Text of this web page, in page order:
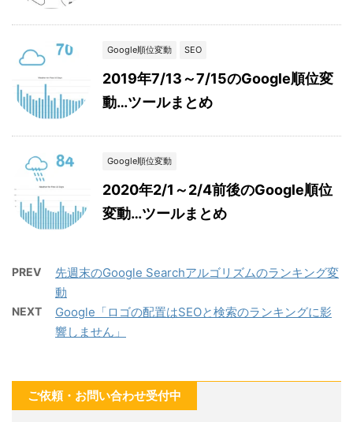
Google順位変動 SEO
2019年7/13～7/15のGoogle順位変
動…ツールまとめ
Google順位変動
2020年2/1～2/4前後のGoogle順位
変動…ツールまとめ
PREV
先週末のGoogle Searchアルゴリズムのランキング変
動
NEXT
Google「ロゴの配置はSEOと検索のランキングに影
響しません」
ご依頼・お問い合わせ受付中